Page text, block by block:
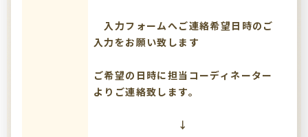
入力フォームへご連絡希望日時のご
入力をお願い致します
ご希望の日時に担当コーディネーター
よりご連絡致します。
↓